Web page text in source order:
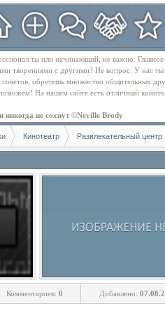
ты или начинающий, не важно.
творениями с другими? Не вопрос. У нас ты
обретешь множество общительных
На нашем сайте есть отличный
не сохнут ©Neville Brody
Кинотеатр Развлекательный центр
Комментариев: 0 Добавлено: